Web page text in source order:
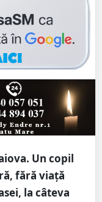
Un copil
fără viaţă
la câteva